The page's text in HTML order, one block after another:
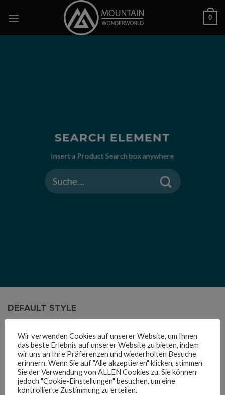
0
SEARCH ELEMENT
Insert a Product Search box anywhere
DEFAULT STYLE
FLAT STYLE
Wir verwenden Cookies auf unserer Website, um Ihnen
das beste Erlebnis auf unserer Website zu bieten, indem
wir uns an Ihre Präferenzen und wiederholten Besuche
erinnern. Wenn Sie auf "Alle akzeptieren" klicken, stimmen
Sie der Verwendung von ALLEN Cookies zu. Sie können
jedoch "Cookie-Einstellungen" besuchen, um eine
kontrollierte Zustimmung zu erteilen.